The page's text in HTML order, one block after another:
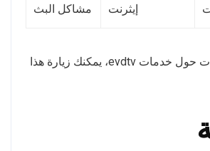
إيثرنت
مشاكل البث
لمزيد من المعلومات حول خدمات evdtv، يمكنك زيارة هذا